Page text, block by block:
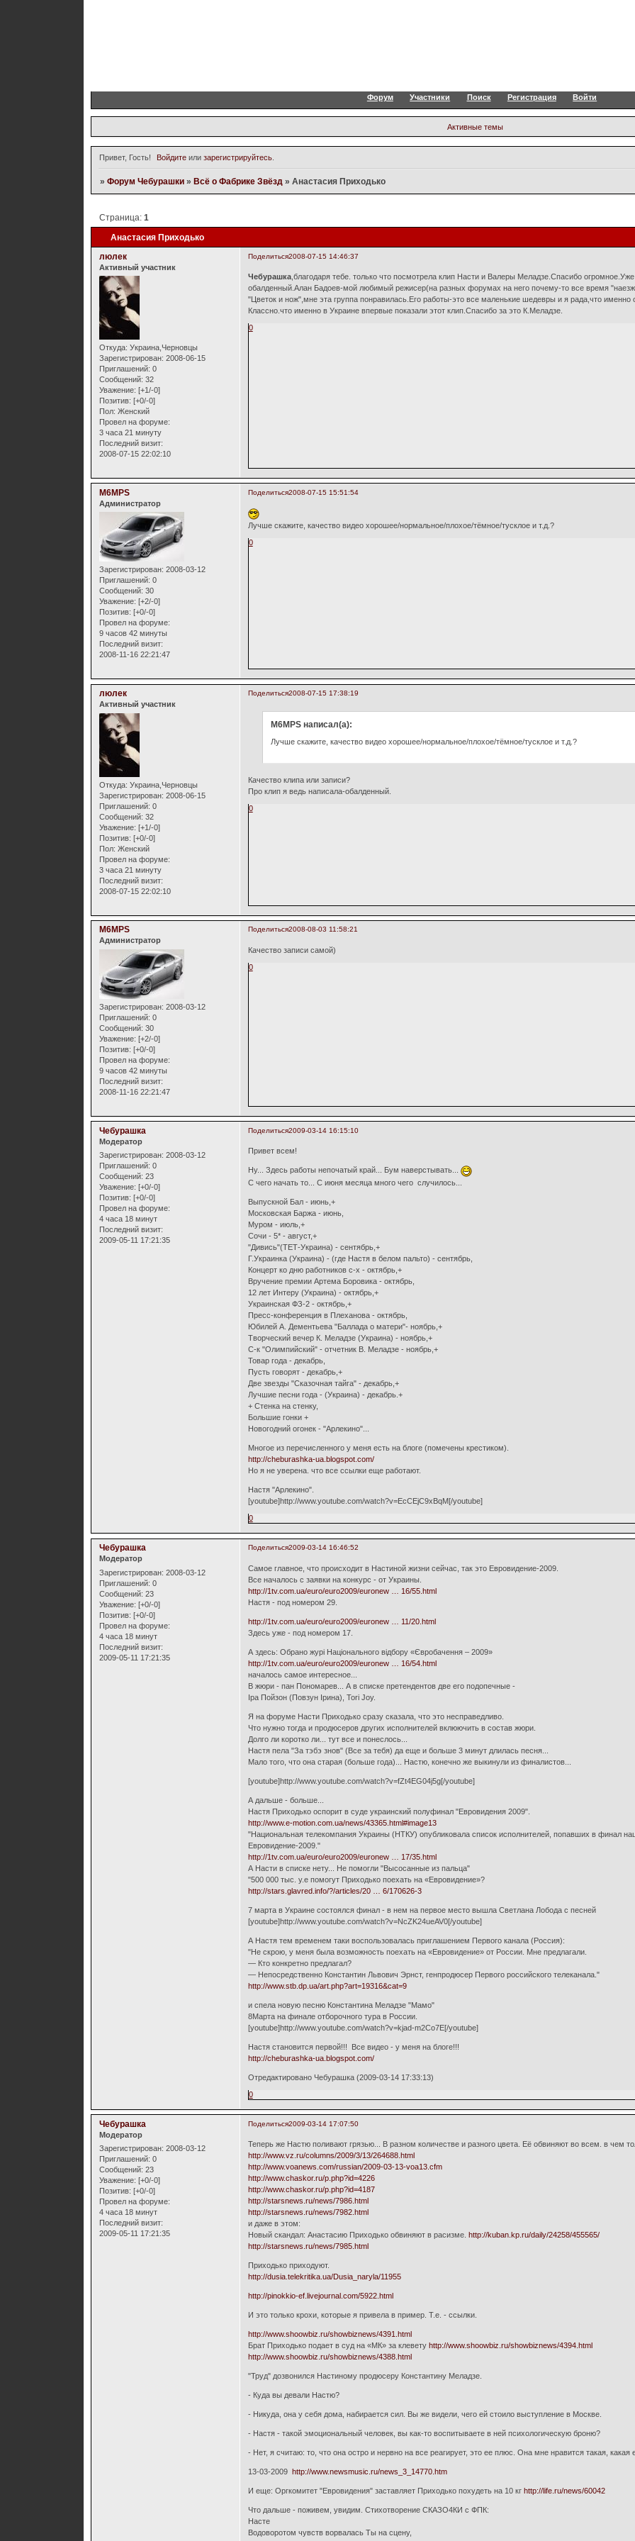
Форум Участники Поиск Регистрация Войти
Активные темы
Привет, Гость! Войдите илизарегистрируйтесь
» Форум Чебурашки » Всё о Фабрике Звёзд » Анастасия Приходько
Анастасия Приходько
Страница: 1
Поделиться2008-07-15 14:46:37
люлек
Активный участник
Откуда: Украина,Черновцы
Зарегистрирован: 2008-06-15
Приглашений: 0
Сообщений: 32
Уважение: [+1/-0]
Позитив: [+0/-0]
Пол: Женский
Провел на форуме:
3 часа 21 минуту
Последний визит:
2008-07-15 22:02:10
Чебурашка,благодаря тебе. только что посмотрела клип Насти и Валеры Меладзе.Спасибо
обалденный.Алан Бадоев-мой любимый режисер(на разных форумах на него почему-то все время
"Цветок и нож",мне эта группа понравилась.Его работы-это все маленькие шедевры и я рада,что именно
Классно.что именно в Украине впервые показали этот клип.Спасибо за это К.Меладзе.
0
Поделиться2008-07-15 15:51:54
M6MPS
Администратор
Зарегистрирован: 2008-03-12
Приглашений: 0
Сообщений: 30
Уважение: [+2/-0]
Позитив: [+0/-0]
Провел на форуме:
9 часов 42 минуты
Последний визит:
2008-11-16 22:21:47
Лучше скажите, качество видео хорошее/нормальное/плохое/тёмное/тусклое и т.д.?
0
Поделиться2008-07-15 17:38:19
люлек
Активный участник
Откуда: Украина,Черновцы
Зарегистрирован: 2008-06-15
Приглашений: 0
Сообщений: 32
Уважение: [+1/-0]
Позитив: [+0/-0]
Пол: Женский
Провел на форуме:
3 часа 21 минуту
Последний визит:
2008-07-15 22:02:10
M6MPS написал(а):
Лучше скажите, качество видео хорошее/нормальное/плохое/тёмное/тусклое и т.д.?
Качество клипа или записи?
Про клип я ведь написала-обалденный.
0
Поделиться2008-08-03 11:58:21
M6MPS
Администратор
Зарегистрирован: 2008-03-12
Приглашений: 0
Сообщений: 30
Уважение: [+2/-0]
Позитив: [+0/-0]
Провел на форуме:
9 часов 42 минуты
Последний визит:
2008-11-16 22:21:47
Качество записи самой)
0
Поделиться2009-03-14 16:15:10
Чебурашка
Модератор
Зарегистрирован: 2008-03-12
Приглашений: 0
Сообщений: 23
Уважение: [+0/-0]
Позитив: [+0/-0]
Провел на форуме:
4 часа 18 минут
Последний визит:
2009-05-11 17:21:35
Привет всем!
Ну... Здесь работы непочатый край... Бум наверстывать...
С чего начать то... С июня месяца много чего случилось...
Выпускной Бал - июнь,+
Московская Баржа - июнь,
Муром - июль,+
Сочи - 5* - август,+
"Дивись"(ТЕТ-Украина) - сентябрь,+
Г.Украинка (Украина) - (где Настя в белом пальто) - сентябрь,
Концерт ко дню работников с-х - октябрь,+
Вручение премии Артема Боровика - октябрь,
12 лет Интеру (Украина) - октябрь,+
Украинская ФЗ-2 - октябрь,+
Пресс-конференция в Плеханова - октябрь,
Юбилей А. Дементьева "Баллада о матери"- ноябрь,+
Творческий вечер К. Меладзе (Украина) - ноябрь,+
С-к "Олимпийский" - отчетник В. Меладзе - ноябрь,+
Товар года - декабрь,
Пусть говорят - декабрь,+
Две звезды "Сказочная тайга" - декабрь,+
Лучшие песни года - (Украина) - декабрь.+
+ Стенка на стенку,
Большие гонки +
Новогодний огонек - "Арлекино"...
Многое из перечисленного у меня есть на блоге (помечены крестиком).
http://cheburashka-ua.blogspot.com/
Но я не уверена. что все ссылки еще работают.
Настя "Арлекино".
[youtube]http://www.youtube.com/watch?v=EcCEjC9xBqM[/youtube]
0
Поделиться2009-03-14 16:46:52
Чебурашка
Модератор
Зарегистрирован: 2008-03-12
Приглашений: 0
Сообщений: 23
Уважение: [+0/-0]
Позитив: [+0/-0]
Провел на форуме:
4 часа 18 минут
Последний визит:
2009-05-11 17:21:35
Самое главное, что происходит в Настиной жизни сейчас, так это Евровидение-2009.
Все началось с заявки на конкурс - от Украины.
http://1tv.com.ua/euro/euro2009/euronew … 16/55.html
Настя - под номером 29.
http://1tv.com.ua/euro/euro2009/euronew … 11/20.html
Здесь уже - под номером 17.
А здесь: Обрано журі Національного відбору «Євробачення – 2009»
http://1tv.com.ua/euro/euro2009/euronew … 16/54.html
началось самое интересное...
В жюри - пан Пономарев... А в списке претендентов две его подопечные -
Іра Пойзон (Повзун Ірина), Tori Joy.
Я на форуме Насти Приходько сразу сказала, что это несправедливо.
Что нужно тогда и продюсеров других исполнителей вклюючить в состав жюри.
Долго ли коротко ли... тут все и понеслось...
Настя пела "За тэбэ знов" (Все за тебя) да еще и больше 3 минут длилась песня...
Мало того, что она старая (больше года)... Настю, конечно же выкинули из финалистов...
[youtube]http://www.youtube.com/watch?v=fZt4EG04j5g[/youtube]
А дальше - больше...
Настя Приходько оспорит в суде украинский полуфинал "Евровидения 2009".
http://www.e-motion.com.ua/news/43365.html#image13
"Национальная телекомпания Украины (НТКУ) опубликовала список исполнителей, попавших в финал
Евровидение-2009."
http://1tv.com.ua/euro/euro2009/euronew … 17/35.html
А Насти в списке нету... Не помогли "Высосанные из пальца"
"500 000 тыс. у.е помогут Приходько поехать на «Евровидение»?
http://stars.glavred.info/?/articles/20 … 6/170626-3
7 марта в Украине состоялся финал - в нем на первое место вышла Светлана Лобода с песней
[youtube]http://www.youtube.com/watch?v=NcZK24ueAV0[/youtube]
А Настя тем временем таки воспользовалась приглашением Первого канала (Россия):
"Не скрою, у меня была возможность поехать на «Евровидение» от России. Мне предлагали.
— Кто конкретно предлагал?
— Непосредственно Константин Львович Эрнст, генпродюсер Первого российского телеканала."
http://www.stb.dp.ua/art.php?art=19316&cat=9
и спела новую песню Константина Меладзе "Мамо"
8Марта на финале отборочного тура в России.
[youtube]http://www.youtube.com/watch?v=kjad-m2Co7E[/youtube]
Настя становится первой!!! Все видео - у меня на блоге!!!
http://cheburashka-ua.blogspot.com/
Отредактировано Чебурашка (2009-03-14 17:33:13)
0
Поделиться2009-03-14 17:07:50
Чебурашка
Модератор
Зарегистрирован: 2008-03-12
Приглашений: 0
Сообщений: 23
Уважение: [+0/-0]
Позитив: [+0/-0]
Провел на форуме:
4 часа 18 минут
Последний визит:
2009-05-11 17:21:35
Теперь же Настю поливают грязью... В разном количестве и разного цвета. Её обвиняют во всем. в чем
http://www.vz.ru/columns/2009/3/13/264688.html
http://www.voanews.com/russian/2009-03-13-voa13.cfm
http://www.chaskor.ru/p.php?id=4226
http://www.chaskor.ru/p.php?id=4187
http://starsnews.ru/news/7986.html
http://starsnews.ru/news/7982.html
и даже в этом:
Новый скандал: Анастасию Приходько обвиняют в расизме. http://kuban.kp.ru/daily/24258/455565/
http://starsnews.ru/news/7985.html
Приходько приходуют.
http://dusia.telekritika.ua/Dusia_naryla/11955
http://pinokkio-ef.livejournal.com/5922.html
И это только крохи, которые я привела в пример. Т.е. - ссылки.
http://www.shoowbiz.ru/showbiznews/4391.html
Брат Приходько подает в суд на «МК» за клевету http://www.shoowbiz.ru/showbiznews/4394.html
http://www.shoowbiz.ru/showbiznews/4388.html
"Труд" дозвонился Настиному продюсеру Константину Меладзе.
- Куда вы девали Настю?
- Никуда, она у себя дома, набирается сил. Вы же видели, чего ей стоило выступление в Москве.
- Настя - такой эмоциональный человек, вы как-то воспитываете в ней психологическую броню?
- Нет, я считаю: то, что она остро и нервно на все реагирует, это ее плюс. Она мне нравится такая, какая
13-03-2009 http://www.newsmusic.ru/news_3_14770.htm
И еще: Оргкомитет "Евровидения" заставляет Приходько похудеть на 10 кг http://life.ru/news/60042
Что дальше - поживем, увидим. Стихотворение СКАЗО4КИ с ФПК:
Насте
Водоворотом чувств ворвалась Ты на сцену,